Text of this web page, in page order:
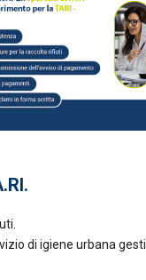
di igiene urbana